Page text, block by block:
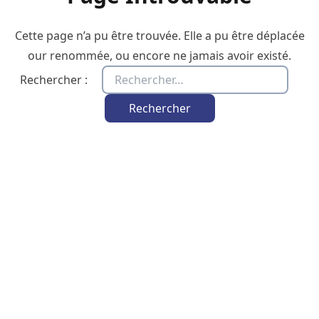
Cette page n’a pu être trouvée. Elle a pu être déplacée
our renommée, ou encore ne jamais avoir existé.
Rechercher :